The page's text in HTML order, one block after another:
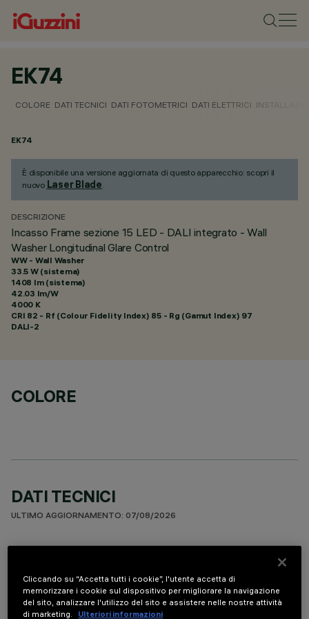
EK74
COLORE DATI TECNICI DATI FOTOMETRICI DATI ELETTRICI
EK74
È disponibile una versione aggiornata di questo apparecchio: scopri il
nuovo Laser Blade.
DESCRIZIONE
Incasso Frame sezione 15 LED - DALI integrato - Wall
Washer Longitudinal Glare Control
WW - Wall Washer
33.5 W (sistema)
1408 lm (sistema)
42.03 lm/W
4000 K
CRI 82 - Rf (Colour Fidelity Index) 85 - Rg (Gamut Index) 97
DALI-2
COLORE
DATI TECNICI
ULTIMO AGGIORNAMENTO: 07/08/2026
Apparecchio miniaturizzato lineare ad incasso per sorgenti
LED. Sistema ottico asimmetrico specializzato per ottenere
una efficace distribuzione sulla parete, evitando zone d’ombra
Cliccando su “Accetta tutti i cookie”, l'utente accetta di
memorizzare i cookie sul dispositivo per migliorare la navigazione
del sito, analizzare l'utilizzo del sito e assistere nelle nostre attività
di marketing.
Ulteriori informazioni